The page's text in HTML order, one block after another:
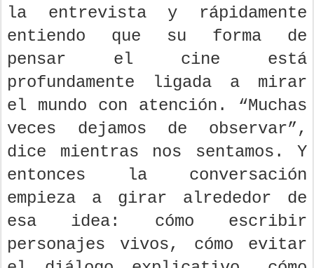
la entrevista y rápidamente
entiendo que su forma de
pensar el cine está
profundamente ligada a mirar
el mundo con atención. “Muchas
veces dejamos de observar”,
dice mientras nos sentamos. Y
entonces la conversación
empieza a girar alrededor de
esa idea: cómo escribir
personajes vivos, cómo evitar